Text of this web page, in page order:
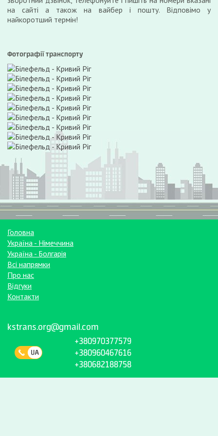
на сайті а також на вайбер і пошту. Відповімо у
найкоротший термін!
Фотографії транспорту
Головна
Україна - Німеччина
Україна - Болгарія
Всі напрямки
Про нас
Відгуки
Контакти
kstrans.org@gmail.com
+380970377579
+380960467616
+380682188758